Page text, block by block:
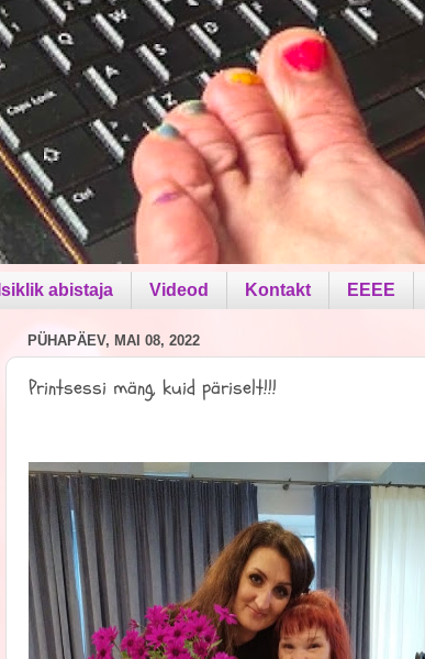
Isiklik abistaja Videod Kontakt EEEE
PÜHAPÄEV, MAI 08, 2022
Printsessi mäng, kuid päriselt!!!